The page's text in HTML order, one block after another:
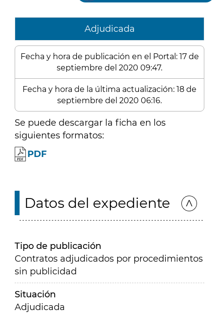
Adjudicada
Fecha y hora de publicación en el Portal: 17 de
septiembre del 2020 09:47.
Fecha y hora de la última actualización: 18 de
septiembre del 2020 06:16.
Se puede descargar la ficha en los
siguientes formatos:
PDF
Datos del expediente
Tipo de publicación
Contratos adjudicados por procedimientos
sin publicidad
Situación
Adjudicada